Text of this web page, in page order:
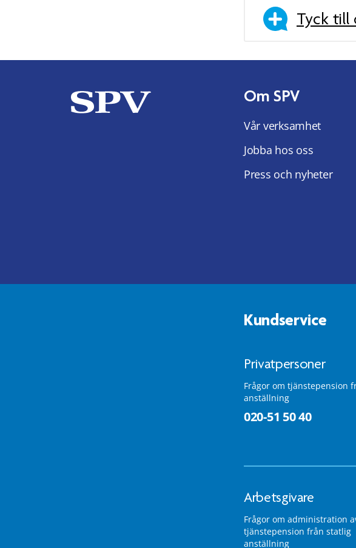
Tyck till
Om SPV
Vår verksamhet
Jobba hos oss
Press och nyheter
Kundservice
Privatpersoner
Frågor om tjänstepension
anställning
020-51 50 40
Arbetsgivare
Frågor om administration
tjänstepension från statlig
anställning